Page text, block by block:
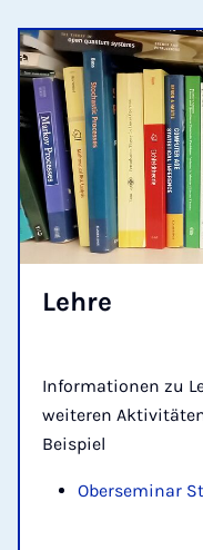
Leh­re
Informationen zu
weiteren
Beispiel
Oberseminar